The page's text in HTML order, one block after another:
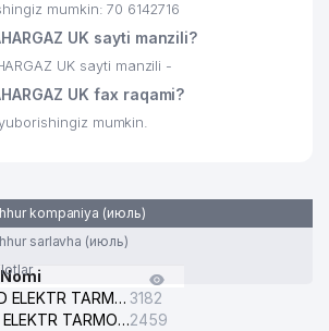
mumkin: 70 6142716
UK sayti manzili?
UK sayti manzili -
UK fax raqami?
mumkin.
kompaniya (июль)
sarlavha (июль)
Nomi
YASHNOBOD ELEKTR TARMOG'I NOSOZLIKLARI XIZMATI 3182
CHILONZOR ELEKTR TARMOG'I NOSOZLIK XIZMATI2459